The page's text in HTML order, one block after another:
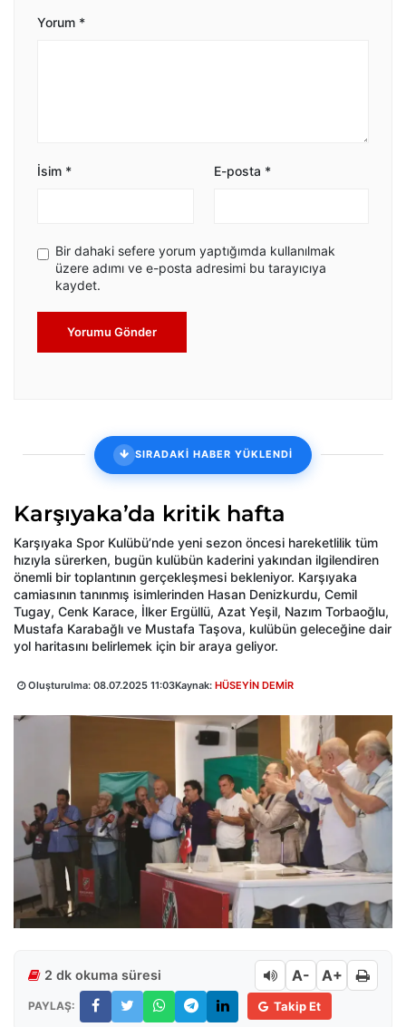
Yorum *
İsim * E-posta *
Bir dahaki sefere yorum yaptığımda kullanılmak
üzere adımı ve e-posta adresimi bu tarayıcıya
kaydet.
Yorumu Gönder
SIRADAKİ HABER YÜKLENDİ
Karşıyaka’da kritik hafta
Karşıyaka Spor Kulübü’nde yeni sezon öncesi hareketlilik tüm
hızıyla sürerken, bugün kulübün kaderini yakından ilgilendiren
önemli bir toplantının gerçekleşmesi bekleniyor. Karşıyaka
camiasının tanınmış isimlerinden Hasan Denizkurdu, Cemil
Tugay, Cenk Karace, İlker Ergüllü, Azat Yeşil, Nazım Torbaoğlu,
Mustafa Karabağlı ve Mustafa Taşova, kulübün geleceğine dair
yol haritasını belirlemek için bir araya geliyor.
Oluşturulma: 08.07.2025 11:03Kaynak: HÜSEYİN DEMİR
2 dk okuma süresi A- A+
PAYLAŞ: Takip Et